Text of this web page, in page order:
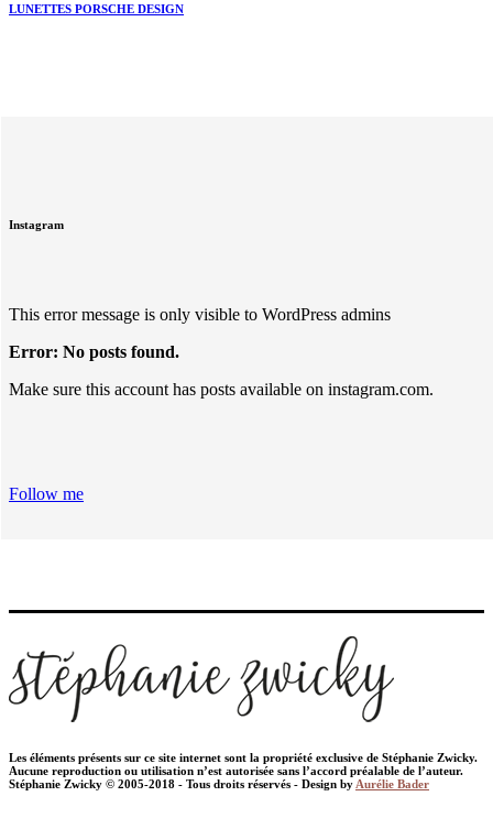
LUNETTES PORSCHE DESIGN
Instagram
This error message is only visible to WordPress admins
Error: No posts found.
Make sure this account has posts available on instagram.com.
Follow me
Les éléments présents sur ce site internet sont la propriété exclusive de Stéphanie Zwicky.
Aucune reproduction ou utilisation n’est autorisée sans l’accord préalable de l’auteur.
Stéphanie Zwicky © 2005-2018 - Tous droits réservés - Design by Aurélie Bader